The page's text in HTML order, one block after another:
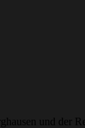
und der